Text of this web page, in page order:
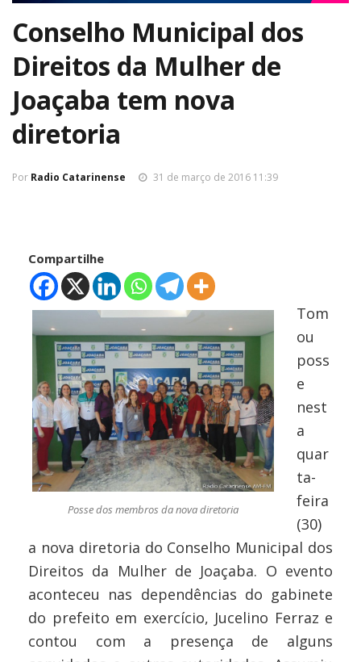
Conselho Municipal dos
Direitos da Mulher de
Joaçaba tem nova
diretoria
Por Radio Catarinense 31 de março de 2016 11:39
Compartilhe
Posse dos membros da nova diretoria
Tom
ou
poss
e
nest
a
quar
ta-
feira
(30)
a nova diretoria do Conselho Municipal dos
Direitos da Mulher de Joaçaba. O evento
aconteceu nas dependências do gabinete
do prefeito em exercício, Jucelino Ferraz e
contou com a presença de alguns